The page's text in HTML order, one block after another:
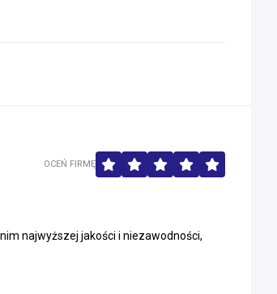
najwyższej jakości i niezawodności,
OCEŃ FIRMĘ